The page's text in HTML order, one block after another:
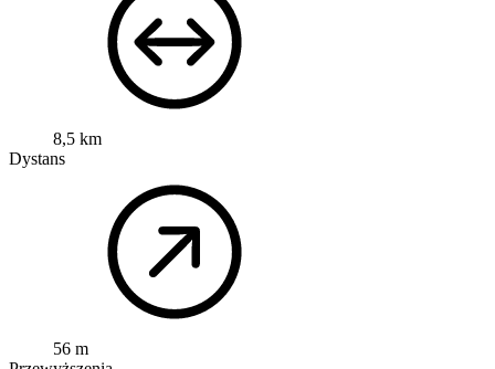
8,5 km
Dystans
56 m